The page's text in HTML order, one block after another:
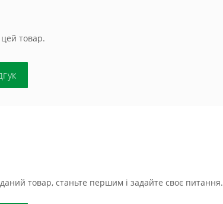
цей товар.
товар, станьте першим і задайте своє питання.